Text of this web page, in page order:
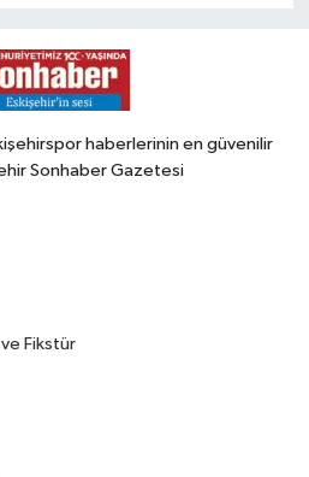
haberlerinin en güvenilir
Sonhaber Gazetesi
Fikstür